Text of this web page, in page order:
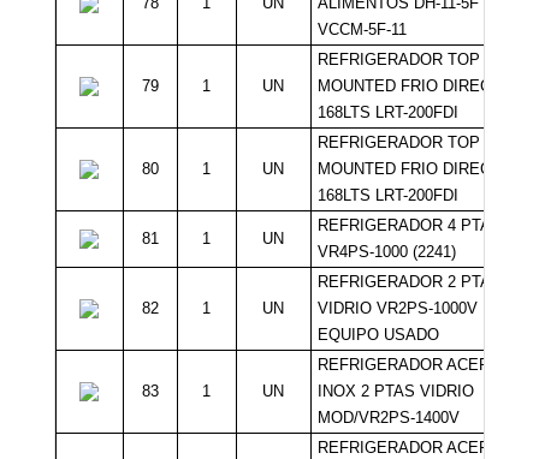
VCCM-5F-11
79 1 UN
REFRIGERADOR TOP
MOUNTED FRIO DIRECTO
168LTS LRT-200FDI
80 1 UN
REFRIGERADOR TOP
MOUNTED FRIO DIRECTO
168LTS LRT-200FDI
81 1 UN
REFRIGERADOR 4 PTAS
VR4PS-1000 (2241)
82 1 UN
REFRIGERADOR 2 PTAS
VIDRIO VR2PS-1000V
EQUIPO USADO
83 1 UN
REFRIGERADOR ACERO
INOX 2 PTAS VIDRIO
MOD/VR2PS-1400V
REFRIGERADOR ACERO